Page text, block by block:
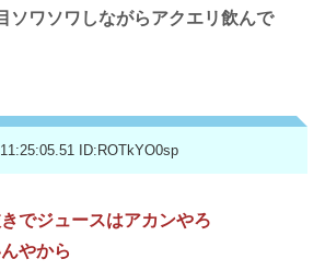
ソワソワしながらアクエリ飲んで
ID:ROTkYO0sp
でジュースはアカンやろ
やから